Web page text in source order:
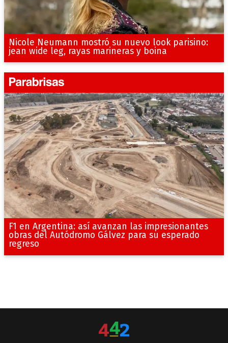
Nicole Neumann mostró su nuevo look parisino:
jean wide leg, rayas marineras y boina
F1 en Argentina: así avanzan las impresionantes
obras del Autódromo Gálvez para su esperado
regreso